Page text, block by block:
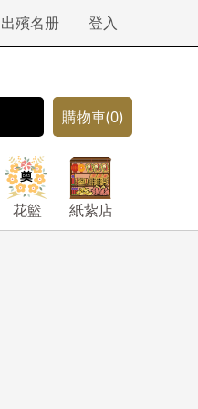
出殯名册 登入
購物車(0)
花籃
紙紥店